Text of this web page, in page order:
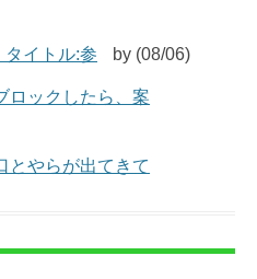
イトル:参
by (08/06)
ロックしたら、案
とやらが出てきて